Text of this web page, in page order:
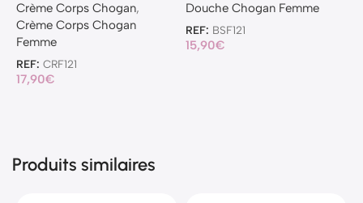
Crème Corps Chogan,
Crème Corps Chogan
Femme
REF: CRF121
17,90€
Douche Chogan Femme
REF: BSF121
15,90€
Produits similaires